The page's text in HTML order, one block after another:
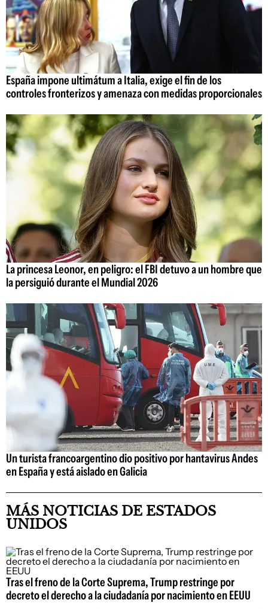
España impone ultimátum a Italia, exige el fin de los
controles fronterizos y amenaza con medidas proporcionales
La princesa Leonor, en peligro: el FBI detuvo a un hombre que
la persiguió durante el Mundial 2026
Un turista francoargentino dio positivo por hantavirus Andes
en España y está aislado en Galicia
MÁS NOTICIAS DE ESTADOS
UNIDOS
Tras el freno de la Corte Suprema, Trump restringe por
decreto el derecho a la ciudadanía por nacimiento en EEUU